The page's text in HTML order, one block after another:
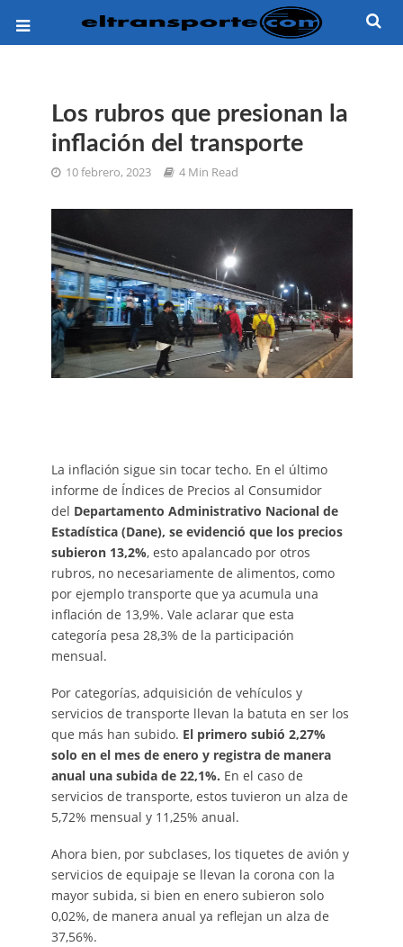
Los rubros que presionan la
inflación del transporte
10 febrero, 2023 4 Min Read
La inflación sigue sin tocar techo. En el último
informe de Índices de Precios al Consumidor
del Departamento Administrativo Nacional de
Estadística (Dane), se evidenció que los precios
subieron 13,2%, esto apalancado por otros
rubros, no necesariamente de alimentos, como
por ejemplo transporte que ya acumula una
inflación de 13,9%. Vale aclarar que esta
categoría pesa 28,3% de la participación
mensual.
Por categorías, adquisición de vehículos y
servicios de transporte llevan la batuta en ser los
que más han subido. El primero subió 2,27%
solo en el mes de enero y registra de manera
anual una subida de 22,1%. En el caso de
servicios de transporte, estos tuvieron un alza de
5,72% mensual y 11,25% anual.
Ahora bien, por subclases, los tiquetes de avión y
servicios de equipaje se llevan la corona con la
mayor subida, si bien en enero subieron solo
0,02%, de manera anual ya reflejan un alza de
37,56%.